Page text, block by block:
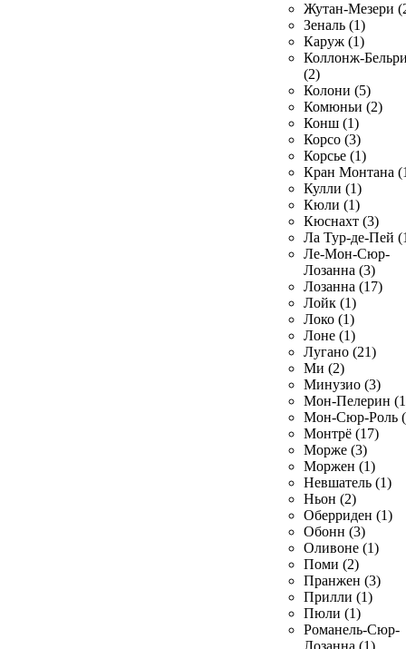
Жутан-Мезери
Зеналь (1)
Каруж (1)
Коллонж-
(2)
Колони (5)
Комюньи (2)
Конш (1)
Корсо (3)
Корсье (1)
Кран Монтана
Кулли (1)
Кюли (1)
Кюснахт (3)
Ла Тур-де-Пей
Ле-Мон-Сюр-
Лозанна (3)
Лозанна (17)
Лойк (1)
Локо (1)
Лоне (1)
Лугано (21)
Ми (2)
Минузио (3)
Мон-Пелерин
Мон-Сюр-Роль
Монтрё (17)
Морже (3)
Моржен (1)
Невшатель (1)
Ньон (2)
Оберриден (1)
Обонн (3)
Оливоне (1)
Поми (2)
Пранжен (3)
Прилли (1)
Пюли (1)
Романель-Сюр-
Лозанна (1)